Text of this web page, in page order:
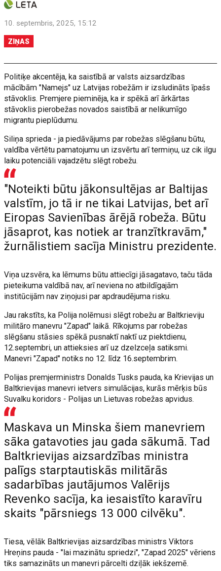
10. septembris, 2025, 15:12
ZIŅAS
Politiķe akcentēja, ka saistībā ar valsts aizsardzības
mācībām "Namejs" uz Latvijas robežām ir izsludināts īpašs
stāvoklis. Premjere pieminēja, ka ir spēkā arī ārkārtas
stāvoklis pierobežas novados saistībā ar nelikumīgo
migrantu pieplūdumu.
Siliņa sprieda - ja piedāvājums par robežas slēgšanu būtu,
valdība vērtētu pamatojumu un izsvērtu arī termiņu, uz cik ilgu
laiku potenciāli vajadzētu slēgt robežu.
"Noteikti būtu jākonsultējas ar Baltijas
valstīm, jo tā ir ne tikai Latvijas, bet arī
Eiropas Savienības ārējā robeža. Būtu
jāsaprot, kas notiek ar tranzītkravām,"
žurnālistiem sacīja Ministru prezidente.
Viņa uzsvēra, ka lēmums būtu attiecīgi jāsagatavo, taču tāda
pieteikuma valdībā nav, arī neviena no atbildīgajām
institūcijām nav ziņojusi par apdraudējuma risku.
Jau rakstīts, ka Polija nolēmusi slēgt robežu ar Baltkrieviju
militāro manevru "Zapad" laikā. Rīkojums par robežas
slēgšanu stāsies spēkā pusnaktī naktī uz piektdienu,
12.septembri, un attieksies arī uz dzelzceļa satiksmi.
Manevri "Zapad" notiks no 12. līdz 16.septembrim.
Polijas premjerministrs Donalds Tusks pauda, ka Krievijas un
Baltkrievijas manevri ietvers simulācijas, kurās mērķis būs
Suvalku koridors - Polijas un Lietuvas robežas apvidus.
Maskava un Minska šiem manevriem
sāka gatavoties jau gada sākumā. Tad
Baltkrievijas aizsardzības ministra
palīgs starptautiskās militārās
sadarbības jautājumos Valērijs
Revenko sacīja, ka iesaistīto karavīru
skaits "pārsniegs 13 000 cilvēku".
Tiesa, vēlāk Baltkrievijas aizsardzības ministrs Viktors
Hreņins pauda - "lai mazinātu spriedzi", "Zapad 2025" vēriens
tiks samazināts un manevri pārcelti dziļāk iekšzemē.